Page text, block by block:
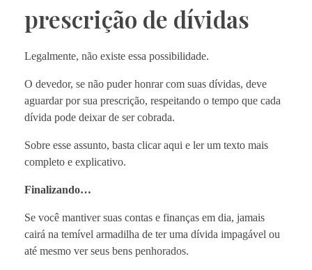
prescrição de dívidas
Legalmente, não existe essa possibilidade.
O devedor, se não puder honrar com suas dívidas, deve
aguardar por sua prescrição, respeitando o tempo que cada
dívida pode deixar de ser cobrada.
Sobre esse assunto, basta clicaraqui e ler um texto mais
completo e explicativo.
Finalizando…
Se você mantiver suas contas e finanças em dia, jamais
cairá na temível armadilha de ter uma dívida impagável ou
até mesmo ver seus bens penhorados.